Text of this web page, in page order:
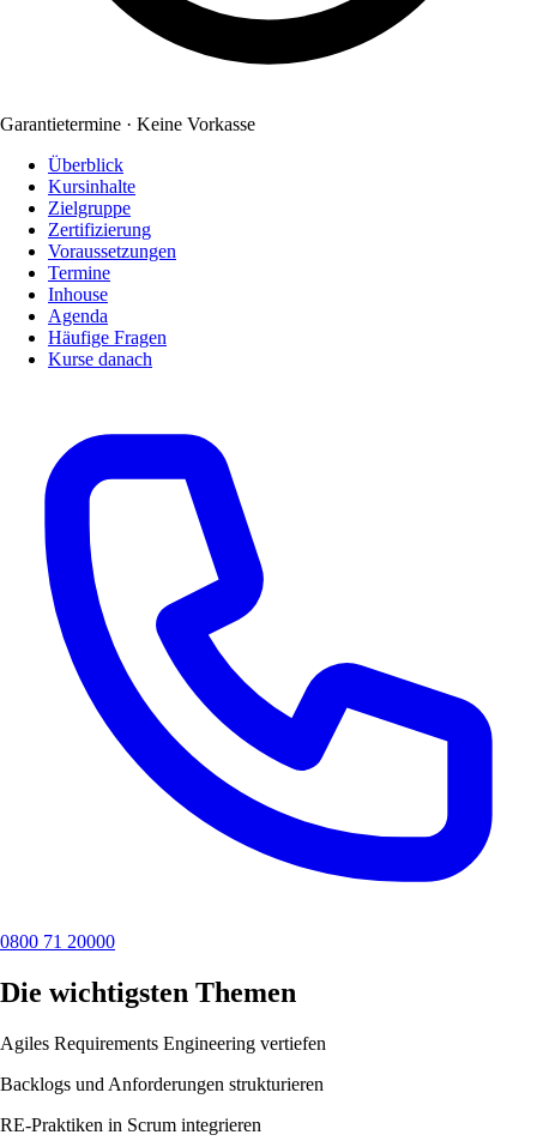
Garantietermine · Keine Vorkasse
Überblick
Kursinhalte
Zielgruppe
Zertifizierung
Voraussetzungen
Termine
Inhouse
Agenda
Häufige Fragen
Kurse danach
0800 71 20000
Die wichtigsten Themen
Agiles Requirements Engineering vertiefen
Backlogs und Anforderungen strukturieren
RE-Praktiken in Scrum integrieren